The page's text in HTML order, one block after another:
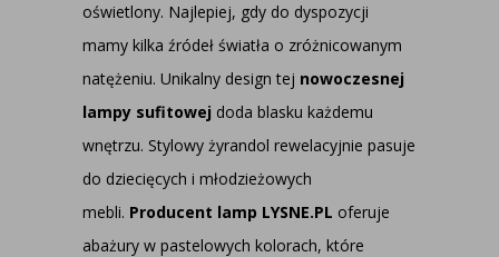
oświetlony. Najlepiej, gdy do dyspozycji
mamy kilka źródeł światła o zróżnicowanym
natężeniu. Unikalny design tej nowoczesnej
lampy sufitowej doda blasku każdemu
wnętrzu. Stylowy żyrandol rewelacyjnie pasuje
do dziecięcych i młodzieżowych
mebli. Producent lamp LYSNE.PL oferuje
abażury w pastelowych kolorach, które